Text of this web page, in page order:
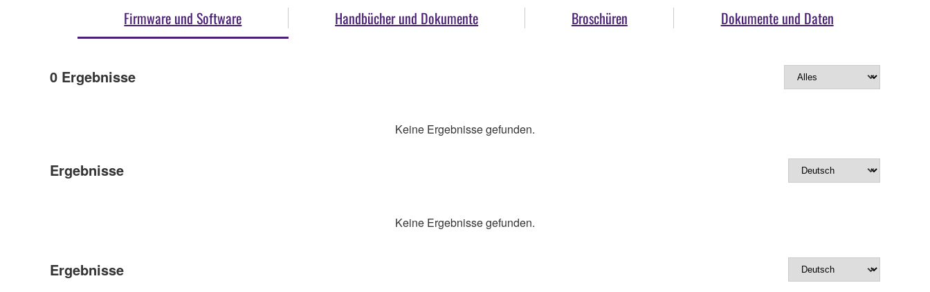
Firmware und Software Handbücher und Dokumente Broschüren Dokumente und Daten
0 Ergebnisse
Keine Ergebnisse gefunden.
Ergebnisse
Keine Ergebnisse gefunden.
Ergebnisse